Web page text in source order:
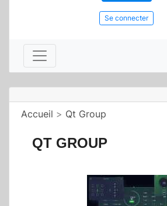
Se connecter
Accueil > Qt Group
QT GROUP